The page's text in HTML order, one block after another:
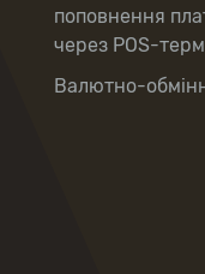
поповнення
через POS-
Валютно-